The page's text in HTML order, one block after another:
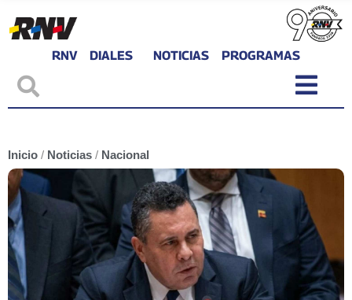
RNV DIALES NOTICIAS PROGRAMAS
Inicio / Noticias / Nacional